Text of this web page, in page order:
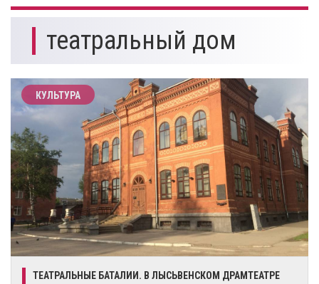
театральный дом
КУЛЬТУРА
ТЕАТРАЛЬНЫЕ БАТАЛИИ. В ЛЫСЬВЕНСКОМ ДРАМТЕАТРЕ